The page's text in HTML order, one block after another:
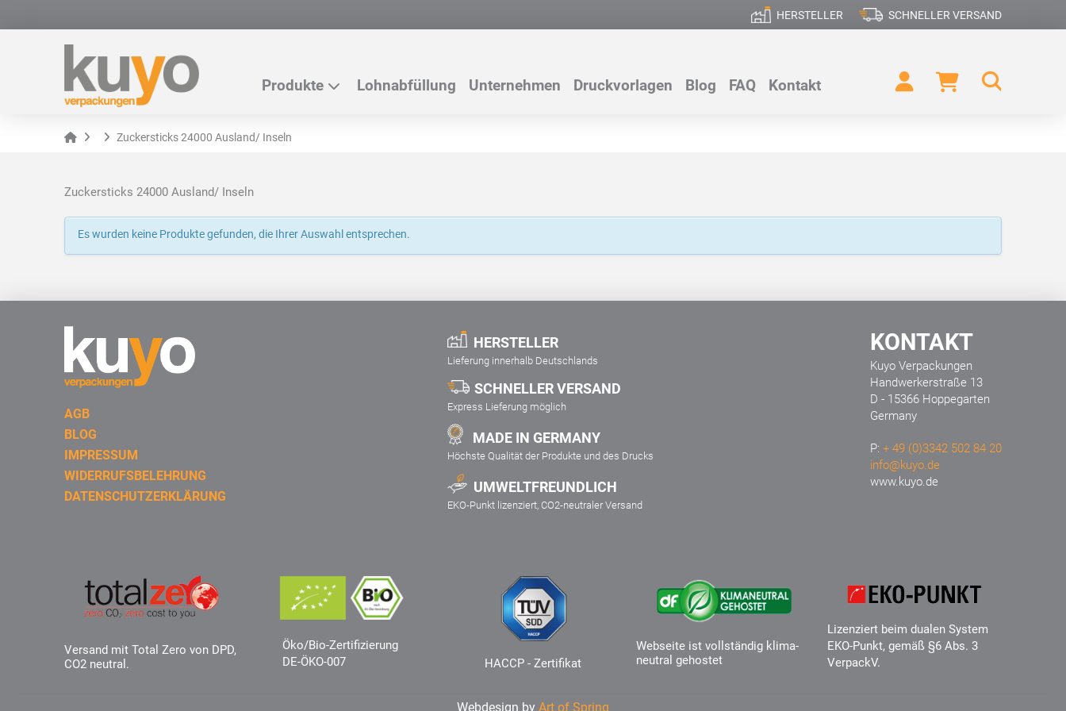
HERSTELLER SCHNELLER VERSAND
Produkte Lohnabfüllung Unternehmen Druckvorlagen Blog FAQ Kontakt
Home Zuckersticks 24000 Ausland/ Inseln
Zuckersticks 24000 Ausland/ Inseln
Es wurden keine Produkte gefunden, die Ihrer Auswahl entsprechen.
AGB
BLOG
IMPRESSUM
WIDERRUFSBELEHRUNG
DATENSCHUTZERKLÄRUNG
HERSTELLER
Lieferung innerhalb Deutschlands
SCHNELLER VERSAND
Express Lieferung möglich
MADE IN GERMANY
Höchste Qualität der Produkte und des Drucks
UMWELTFREUNDLICH
EKO-Punkt lizenziert, CO2-neutraler Versand
KONTAKT
Kuyo Verpackungen
Handwerkerstraße 13
D - 15366 Hoppegarten
Germany
P:+ 49 (0)3342 502 84 20
info@kuyo.de
www.kuyo.de
Versand mit Total Zero von DPD,
CO2 neutral.
Öko/Bio-Zertifizierung
DE-ÖKO-007
HACCP - Zertifikat
Webseite ist vollständig klima-
neutral gehostet
Lizenziert beim dualen System
EKO-Punkt, gemäß §6 Abs. 3
VerpackV.
Webdesign by Art of Spring